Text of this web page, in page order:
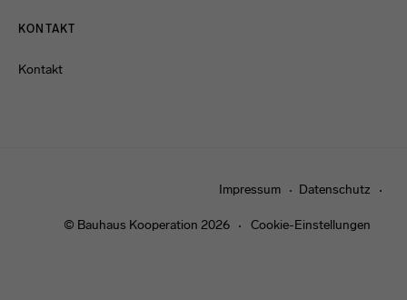
KONTAKT
Kontakt
Impressum Datenschutz
© Bauhaus Kooperation 2026 Cookie-Einstellungen